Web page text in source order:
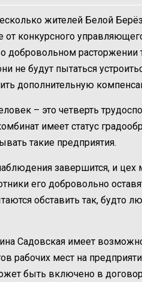
жителей Белой
от конкурсного
расторжении
не будут пытаться
дополнительную
– это четверть
имеет статус
такие предприятия.
завершится, и цех
его добровольно
обставить так, будто
Садовская имеет
рабочих мест на
быть включено в